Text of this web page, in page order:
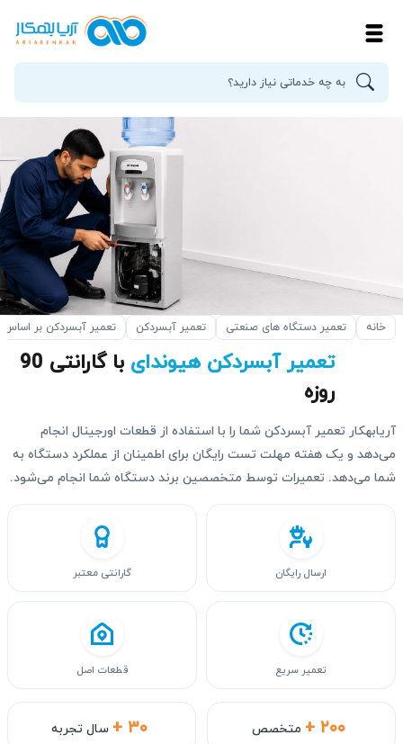
خانه تعمیر دستگاه های صنعتی تعمیر آبسردکن تعمیر آبسردکن بر اساس
تعمیر آبسردکن هیوندای
با گارانتی 90
روزه
آریابهکار تعمیر آبسردکن شما را با استفاده از قطعات اورجینال انجام
می‌دهد و یک هفته مهلت تست رایگان برای اطمینان از عملکرد دستگاه به
شما می‌دهد. تعمیرات توسط متخصصین برند دستگاه شما انجام می‌شود.
+ ۲۰۰ متخصص + ۳۰ سال تجربه
ارسال رایگان گارانتی معتبر
تعمیر سریع قطعات اصل